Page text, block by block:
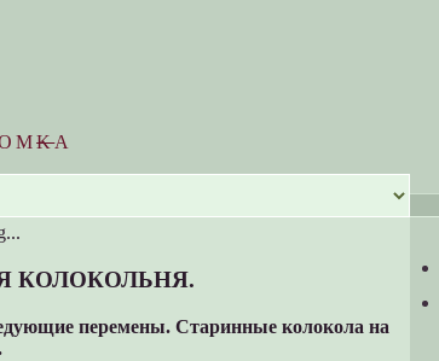
KА
КОЛОКОЛЬНЯ.
перемены. Старинные колокола на